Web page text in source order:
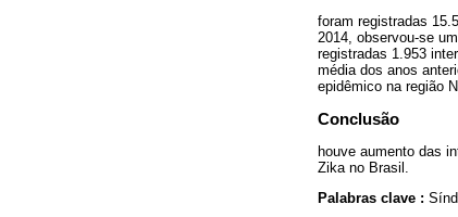
foram registradas
2014, observou-se
registradas 1.953
média dos anos
epidêmico na região
Conclusão
houve aumento das
Zika no Brasil.
Palabras clave :